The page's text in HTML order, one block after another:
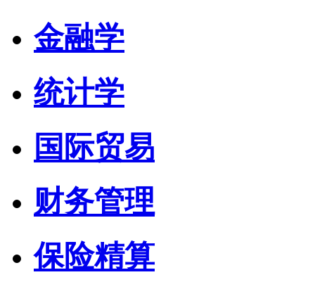
金融学
统计学
国际贸易
财务管理
保险精算